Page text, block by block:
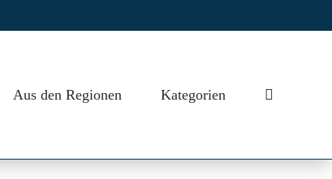
Aus den Regionen Kategorien